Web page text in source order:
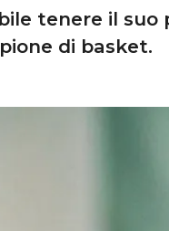
tenere il suo
di basket.